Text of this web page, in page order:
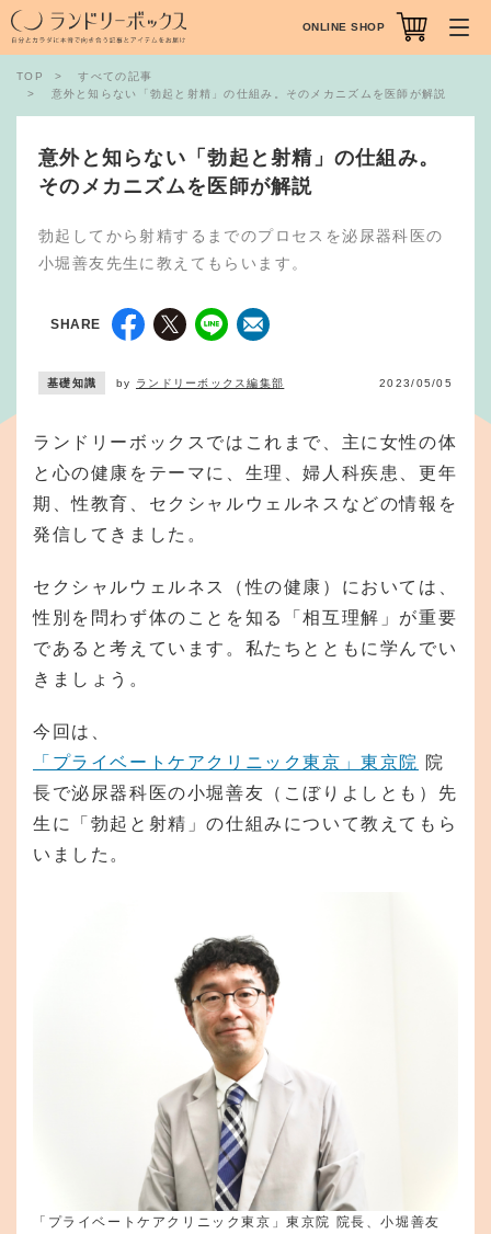
TOP
すべての記事
意外と知らない「勃起と射精」の仕組み。そのメカニズムを医師が解説
意外と知らない「勃起と射精」の仕組み。
そのメカニズムを医師が解説
勃起してから射精するまでのプロセスを泌尿器科医の
小堀善友先生に教えてもらいます。
SHARE
基礎知識 by ランドリーボックス編集部 2023/05/05
ランドリーボックスではこれまで、主に女性の体
と心の健康をテーマに、生理、婦人科疾患、更年
期、性教育、セクシャルウェルネスなどの情報を
発信してきました。
セクシャルウェルネス（性の健康）においては、
性別を問わず体のことを知る「相互理解」が重要
であると考えています。私たちとともに学んでい
きましょう。
今回は、
「プライベートケアクリニック東京」東京院
院
長で泌尿器科医の小堀善友（こぼりよしとも）先
生に「勃起と射精」の仕組みについて教えてもら
いました。
「プライベートケアクリニック東京」東京院 院長、小堀善友
ONLINE SHOP